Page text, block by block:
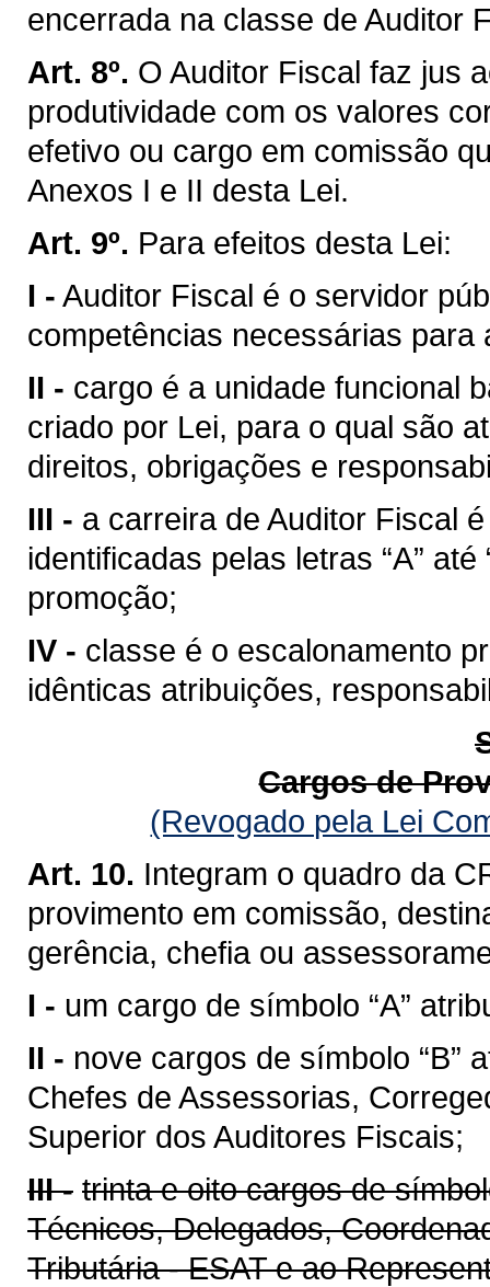
encerrada na classe de Auditor
Art. 8º. O Auditor Fiscal faz jus
produtividade com os valores
efetivo ou cargo em comissão
Anexos I e II desta Lei.
Art. 9º. Para efeitos desta Lei:
I - Auditor Fiscal é o servidor
competências necessárias
II - cargo é a unidade funcional
criado por Lei, para o qual são
direitos, obrigações e
III - a carreira de Auditor Fiscal
identificadas pelas letras “A”
promoção;
IV - classe é o escalonamento
idênticas atribuições,
Cargos de
(Revogado pela Lei
Art. 10. Integram o quadro da
provimento em comissão,
gerência, chefia ou
I - um cargo de símbolo “A”
II - nove cargos de símbolo “B”
Chefes de Assessorias,
Superior dos Auditores Fiscais;
III - trinta e oito cargos de
Técnicos, Delegados,
Tributária - ESAT e ao